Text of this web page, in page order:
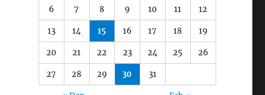
6 7 8 9 10 11 12
13 14 15 16 17 18 19
20 21 22 23 24 25 26
27 28 29 30 31